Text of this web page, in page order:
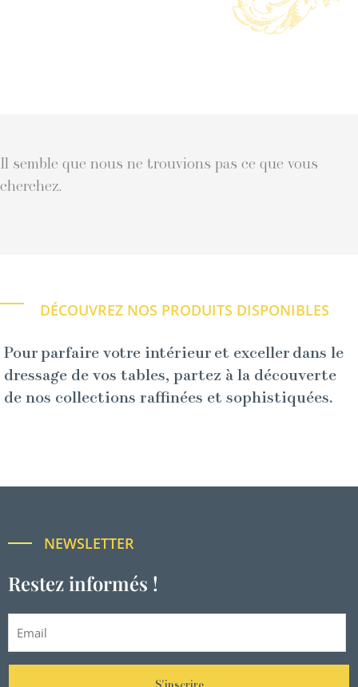
Il semble que nous ne trouvions pas ce que vous
cherchez.
DÉCOUVREZ NOS PRODUITS DISPONIBLES
Pour parfaire votre intérieur et exceller dans le
dressage de vos tables, partez à la découverte
de nos collections raffinées et sophistiquées.
NEWSLETTER
Restez informés !